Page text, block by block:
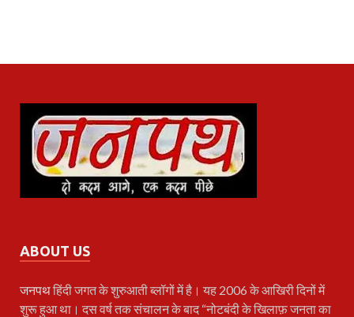
ABOUT US
जनपथहिंदी जगत के शुरुआती ब्लॉगों में है। यह 2006 के आखिरी दिनों में
शुरू हुआ था। दस वर्ष तक संचालन के बाद “नोटबंदी के खिलाफ़ जनता का